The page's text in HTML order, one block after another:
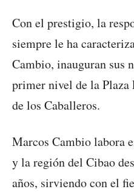
Con el prestigio, la
siempre le ha
Cambio, inauguran sus
primer nivel de la
de los Caballeros.
Marcos Cambio labora
y la región del Cibao
años, sirviendo con el